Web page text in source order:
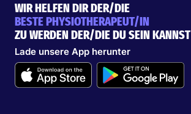
WIR HELFEN DIR DER/DIE
BESTE PHYSIOTHERAPEUT/IN
ZU WERDEN DER/DIE DU SEIN KANNST
Lade unsere App herunter